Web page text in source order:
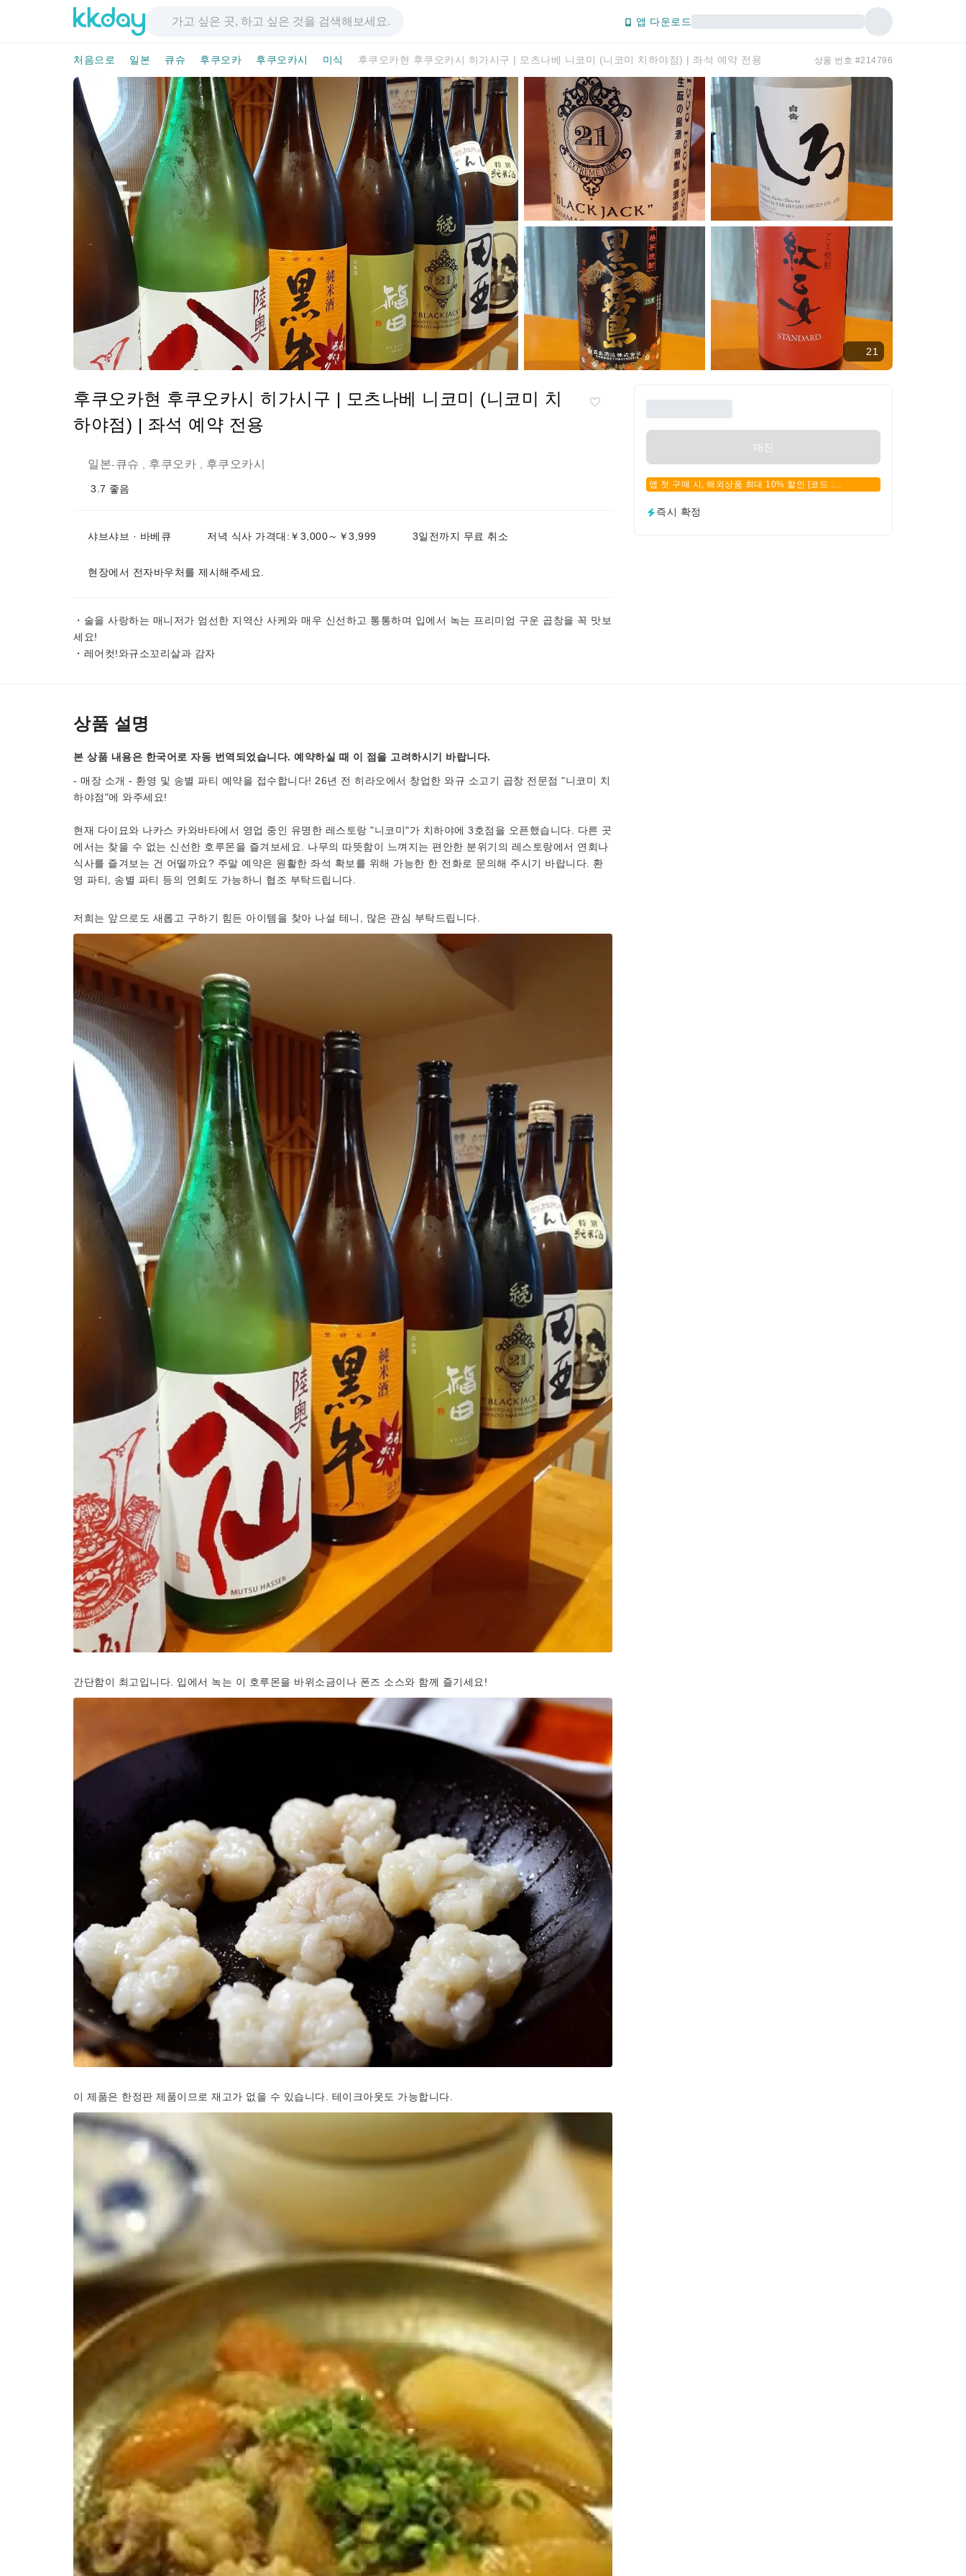
앱 다운로드
처음으로 일본 큐슈 후쿠오카 후쿠오카시 미식 후쿠오카현 후쿠오카시 히가시구 | 모츠나베 니코미 (니코미 치하야점) | 좌석 예약 전용 상품 번호 #214796
21
후쿠오카현 후쿠오카시 히가시구 | 모츠나베 니코미 (니코미 치
하야점) | 좌석 예약 전용
일본-큐슈 후쿠오카 후쿠오카시
3.7 좋음
샤브샤브 · 바베큐 저녁 식사 가격대:￥3,000～￥3,999 3일전까지 무료 취소
현장에서 전자바우처를 제시해주세요.
・술을 사랑하는 매니저가 엄선한 지역산 사케와 매우 신선하고 통통하며 입에서 녹는 프리미엄 구운 곱창을 꼭 맛보
세요!
・레어컷!와규소꼬리살과 감자
매진
앱 첫 구매 시, 해외상품 최대 10% 할인 [코드 :
즉시 확정
상품 설명
본 상품 내용은 한국어로 자동 번역되었습니다. 예약하실 때 이 점을 고려하시기 바랍니다.
- 매장 소개 - 환영 및 송별 파티 예약을 접수합니다! 26년 전 히라오에서 창업한 와규 소고기 곱창 전문점 "니코미 치
하야점"에 와주세요!
현재 다이묘와 나카스 카와바타에서 영업 중인 유명한 레스토랑 "니코미"가 치하야에 3호점을 오픈했습니다. 다른 곳
에서는 찾을 수 없는 신선한 호루몬을 즐겨보세요. 나무의 따뜻함이 느껴지는 편안한 분위기의 레스토랑에서 연회나
식사를 즐겨보는 건 어떨까요? 주말 예약은 원활한 좌석 확보를 위해 가능한 한 전화로 문의해 주시기 바랍니다. 환
영 파티, 송별 파티 등의 연회도 가능하니 협조 부탁드립니다.
저희는 앞으로도 새롭고 구하기 힘든 아이템을 찾아 나설 테니, 많은 관심 부탁드립니다.
간단함이 최고입니다. 입에서 녹는 이 호루몬을 바위소금이나 폰즈 소스와 함께 즐기세요!
이 제품은 한정판 제품이므로 재고가 없을 수 있습니다. 테이크아웃도 가능합니다.